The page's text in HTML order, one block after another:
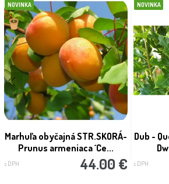
NOVINKA
Marhuľa obyčajná STR.SKORÁ-
Prunus armeniaca ´Ce...
s DPH 44.00 €
NOVINKA
Dub -
s DPH